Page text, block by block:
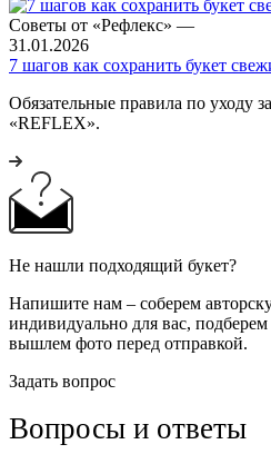
Советы от «Рефлекс» —
31.01.2026
7 шагов как сохранить букет
Обязательные правила по уходу
«REFLEX».
Не нашли подходящий букет?
Напишите нам – соберем
индивидуально для вас,
вышлем фото перед отправкой.
Задать вопрос
Вопросы и ответы